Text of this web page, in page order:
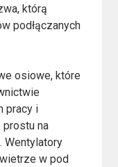
którą
podłączanych
osiowe, które
pracy i
prostu na
Wentylatory
w pod